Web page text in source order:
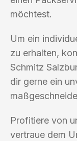
möchtest.
Um ein
zu erhalten,
Schmitz
dir gerne ein
Profitiere von
vertraue dem